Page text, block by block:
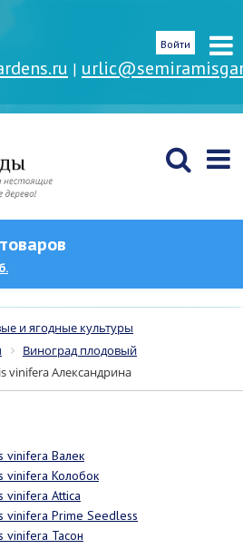
|
Войти
и ягодные культуры
Виноград плодовый
vinifera Александрина
vinifera Валек
vinifera Колобок
vinifera Attica
vinifera Prime Seedless
vinifera Тасон